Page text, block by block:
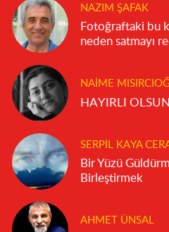
NAZIM ŞAFAK
Fotoğraftaki bu
neden satmayı
NAIME
SERPIL KAYA
Bir Yüzü
Birleştirmek
AHMET ÜNSAL